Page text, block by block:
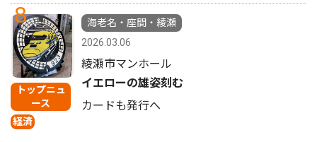
8
トップニュ
ース
経済
海老名・座間・綾瀬
2026.03.06
綾瀬市マンホール
イエローの雄姿刻む
カードも発行へ